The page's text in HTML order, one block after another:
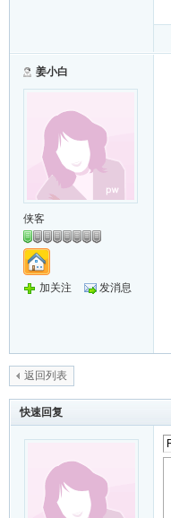
姜小白
侠客
加关注 发消息
返回列表
快速回复